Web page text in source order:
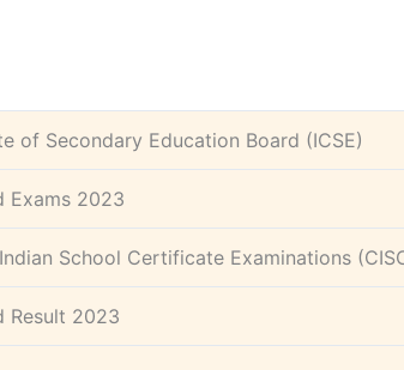
of Secondary Education Board (ICSE)
Exams 2023
School Certificate Examinations
Result 2023